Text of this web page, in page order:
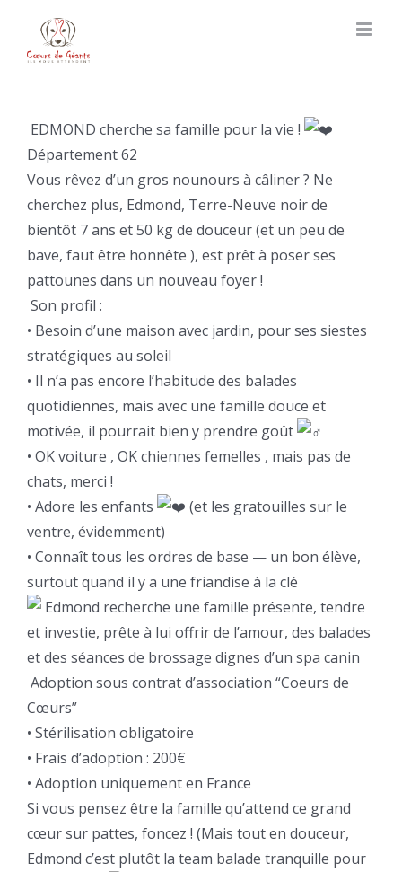
content
EDMOND cherche sa famille pour la vie !
Département 62
Vous rêvez d’un gros nounours à câliner ? Ne
cherchez plus, Edmond, Terre-Neuve noir de
bientôt 7 ans et 50 kg de douceur (et un peu de
bave, faut être honnête ), est prêt à poser ses
pattounes dans un nouveau foyer !
Son profil :
• Besoin d’une maison avec jardin, pour ses siestes
stratégiques au soleil
• Il n’a pas encore l’habitude des balades
quotidiennes, mais avec une famille douce et
motivée, il pourrait bien y prendre goût
• OK voiture , OK chiennes femelles , mais pas de
chats, merci !
• Adore les enfants
(et les gratouilles sur le
ventre, évidemment)
• Connaît tous les ordres de base — un bon élève,
surtout quand il y a une friandise à la clé
Edmond recherche une famille présente, tendre
et investie, prête à lui offrir de l’amour, des balades
et des séances de brossage dignes d’un spa canin
Adoption sous contrat d’association “Coeurs de
Cœurs”
• Stérilisation obligatoire
• Frais d’adoption : 200€
• Adoption uniquement en France
Si vous pensez être la famille qu’attend ce grand
cœur sur pattes, foncez ! (Mais tout en douceur,
Edmond c’est plutôt la team balade tranquille pour